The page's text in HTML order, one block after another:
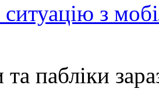
з
та пабліки